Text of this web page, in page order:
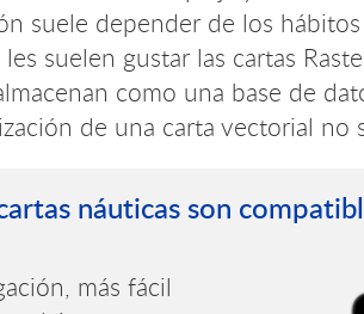
suele depender de los
suelen gustar las cartas
como una base de
de una carta vectorial no
náuticas son
más fácil